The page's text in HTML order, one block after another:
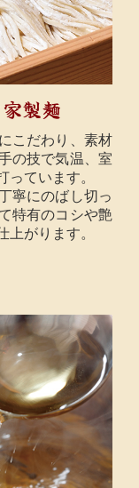
製麺
こだわり、素材
の技で気温、室
ています。
寧にのばし切っ
特有のコシや艶
がります。